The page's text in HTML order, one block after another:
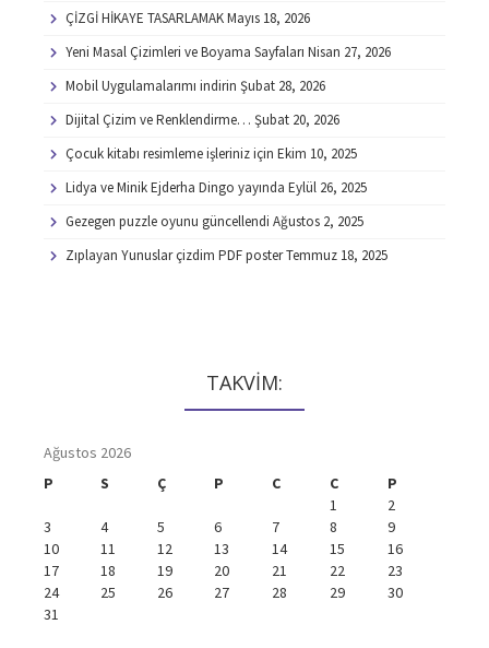
ÇİZGİ HİKAYE TASARLAMAKMayıs 18, 2026
Yeni Masal Çizimleri ve Boyama Sayfaları Nisan 27, 2026
Mobil Uygulamalarımı indirin Şubat 28, 2026
Dijital Çizim ve Renklendirme… Şubat 20, 2026
Çocuk kitabı resimleme işleriniz için Ekim 10, 2025
Lidya ve Minik Ejderha Dingo yayında Eylül 26, 2025
Gezegen puzzle oyunu güncellendi Ağustos 2, 2025
Zıplayan Yunuslar çizdim PDF posterTemmuz 18, 2025
TAKVİM:
Ağustos 2026
P
S Ç P C C
P
1
2
3
4 5 6 7 8
9
10
11 12 13 14 15
16
17
18 19 20 21 22
23
24
25 26 27 28 29
30
31